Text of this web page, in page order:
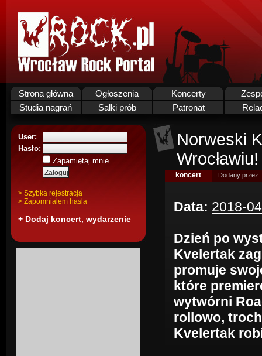
Strona główna Ogłoszenia Koncerty
Studia nagrań
Salki prób Patronat
User:
Hasło:
Zapamiętaj mnie
> Szybka rejestracja
> Zapomnialem hasla
+ Dodaj koncert, wydarzenie
Norweski
Wrocławiu!
koncert Dodany przez:
Data: 2018-
Dzień po
Kvelertak
promuje
które
wytwórni
rollowo,
Kvelertak